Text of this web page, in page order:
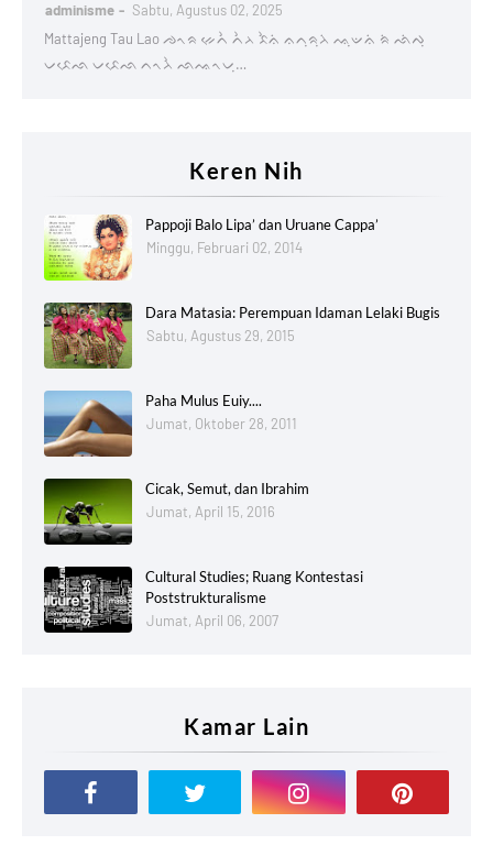
adminisme
Sabtu, Agustus 02, 2025
Mattajeng Tau Lao ᨌᨚᨑ ᨀᨙᨈᨛ ᨈᨛᨂ ᨅᨛᨊᨗ ᨊᨈᨘᨑᨘᨂᨗ ᨕᨘᨉᨊᨗ ᨑᨗ ᨒᨗᨄᨘ
ᨆᨅᨙᨒ ᨆᨅᨙᨒ ᨈᨚᨂᨛ ᨒᨕᨚᨆᨘ…
Keren Nih
Pappoji Balo Lipa’ dan Uruane Cappa’
Minggu, Februari 02, 2014
Dara Matasia: Perempuan Idaman Lelaki Bugis
Sabtu, Agustus 29, 2015
Paha Mulus Euiy....
Jumat, Oktober 28, 2011
Cicak, Semut, dan Ibrahim
Jumat, April 15, 2016
Cultural Studies; Ruang Kontestasi
Poststrukturalisme
Jumat, April 06, 2007
Kamar Lain